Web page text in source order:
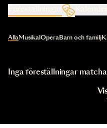
Kalender
Val av kategori uppdaterar
AllaMusikal OperaBarn och familj
Inga föreställningar